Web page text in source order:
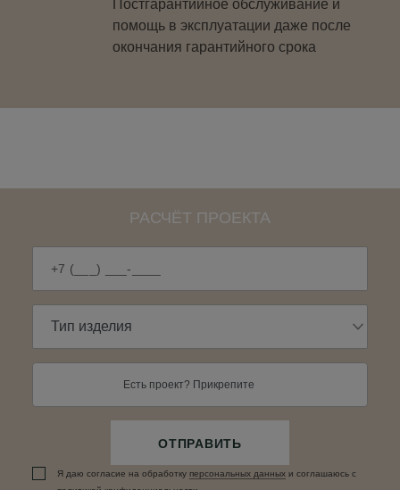
Постгарантийное обслуживание и
помощь в эксплуатации даже после
окончания гарантийного срока
РАСЧЁТ ПРОЕКТА
Есть проект? Прикрепите
ОТПРАВИТЬ
Я даю согласие на обработку персональных данныx и соглашаюсь c